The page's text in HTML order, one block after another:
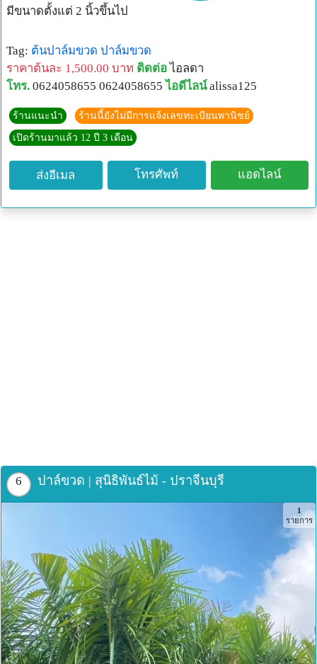
มีขนาดตั้งแต่ 2 นิ้วขึ้นไป
Tag: ต้นปาล์มขวด ปาล์มขวด
ราคาต้นละ 1,500.00 บาท ติดต่อไอลดา
โทร. 0624058655 0624058655 ไอดีไลน์ alissa125
ร้านแนะนำ ร้านนี้ยังไม่มีการแจ้งเลขทะเบียนพานิชย์
เปิดร้านมาแล้ว 12 ปี 3 เดือน
ส่งอีเมล โทรศัพท์ แอดไลน์
6 ปาล์ขวด | สุนิธิพันธ์ไม้ - ปราจีนบุรี
1
รายการ